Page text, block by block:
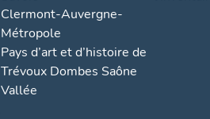
Clermont-Auvergne-
Métropole
Pays d’art et d’histoire de
Trévoux Dombes Saône
Vallée